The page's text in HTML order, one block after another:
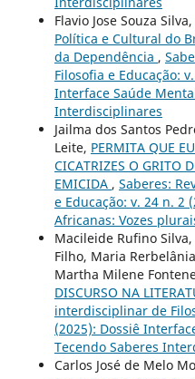
Flavio Jose Souza Silva,
Política e Cultural do
da Dependência ,
Filosofia e Educação:
Interface Saúde
Interdisciplinares
Jailma dos Santos
Leite, PERMITA QUE
CICATRIZES O GRITO
EMICIDA , Saberes:
e Educação: v. 24 n. 2
Africanas: Vozes
Macileide Rufino
Filho, Maria
Martha Milene
DISCURSO NA
interdisciplinar de
(2025): Dossiê
Tecendo Saberes
Carlos José de Melo